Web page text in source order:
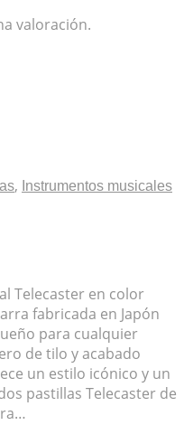
valoración.
, Instrumentos musicales
Telecaster en color
fabricada en Japón
para cualquier
de tilo y acabado
un estilo icónico y un
pastillas Telecaster de